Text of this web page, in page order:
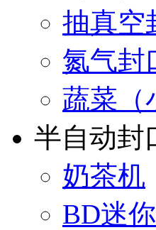
抽真空
氮气封
蔬菜（
半自动封
奶茶机
BD迷